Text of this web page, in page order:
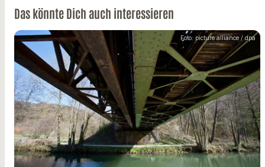
Das könnte Dich auch interessieren
Foto: picture alliance / dpa